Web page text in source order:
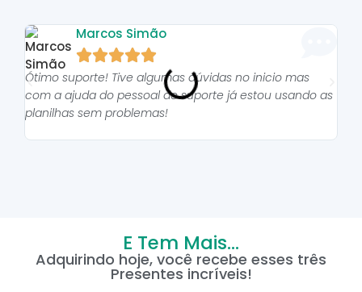
Marcos Simão

Ótimo suporte! Tive algumas dúvidas no inicio mas
com a ajuda do pessoal do suporte já estou usando as
planilhas sem problemas!
E Tem Mais...
Adquirindo hoje, você recebe esses três
Presentes incríveis!